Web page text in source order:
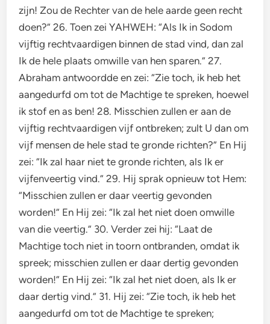
zijn! Zou de Rechter van de hele aarde geen recht
doen?” 26. Toen zei YAHWEH: “Als Ik in Sodom
vijftig rechtvaardigen binnen de stad vind, dan zal
Ik de hele plaats omwille van hen sparen.” 27.
Abraham antwoordde en zei: “Zie toch, ik heb het
aangedurfd om tot de Machtige te spreken, hoewel
ik stof en as ben! 28. Misschien zullen er aan de
vijftig rechtvaardigen vijf ontbreken; zult U dan om
vijf mensen de hele stad te gronde richten?” En Hij
zei: “Ik zal haar niet te gronde richten, als Ik er
vijfenveertig vind.” 29. Hij sprak opnieuw tot Hem:
“Misschien zullen er daar veertig gevonden
worden!” En Hij zei: “Ik zal het niet doen omwille
van die veertig.” 30. Verder zei hij: “Laat de
Machtige toch niet in toorn ontbranden, omdat ik
spreek; misschien zullen er daar dertig gevonden
worden!” En Hij zei: “Ik zal het niet doen, als Ik er
daar dertig vind.” 31. Hij zei: “Zie toch, ik heb het
aangedurfd om tot de Machtige te spreken;